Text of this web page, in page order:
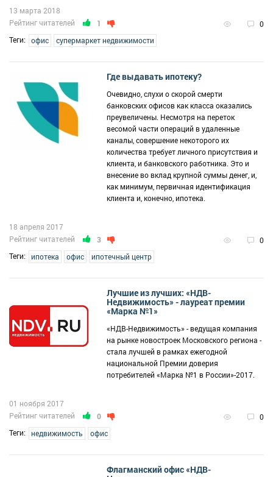
Рейтинг читателей 1 0
13 марта 2018
Теги: офис супермаркет недвижимости
Где выдавать ипотеку?
Очевидно, слухи о скорой смерти
банковских офисов как класса оказались
преувеличены. Несмотря на переток
весомой части операций в удаленные
каналы, совершение некоторого их
количества требует личного присутствия и
клиента, и банковского работника. Это и
внесение во вклад крупной суммы денег, и,
как минимум, первичная идентификация
клиента и, конечно, ипотека.
Рейтинг читателей 3 0
18 апреля 2017
Теги: ипотека офис ипотечный центр
Лучшие из лучших: «НДВ-
Недвижимость» - лауреат премии
«Марка №1»
«НДВ-Недвижимость» - ведущая компания
на рынке новостроек Московского региона -
стала лучшей в рамках ежегодной
национальной Премии доверия
потребителей «Марка №1 в России»-2017.
Рейтинг читателей 0 0
01 ноября 2017
Теги: недвижимость офис
Флагманский офис «НДВ-